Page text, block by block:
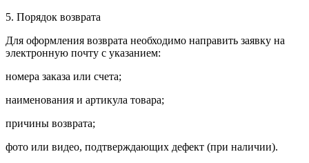
5. Порядок возврата
Для оформления возврата необходимо направить заявку на
электронную почту с указанием:
номера заказа или счета;
наименования и артикула товара;
причины возврата;
фото или видео, подтверждающих дефект (при наличии).